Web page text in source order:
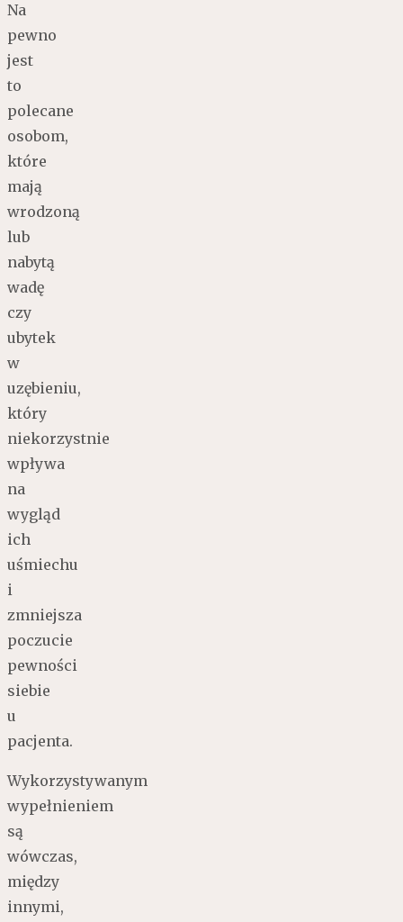
Na
pewno
jest
to
polecane
osobom,
które
mają
wrodzoną
lub
nabytą
wadę
czy
ubytek
w
uzębieniu,
który
niekorzystnie
wpływa
na
wygląd
ich
uśmiechu
i
zmniejsza
poczucie
pewności
siebie
u
pacjenta.
Wykorzystywanym
wypełnieniem
są
wówczas,
między
innymi,